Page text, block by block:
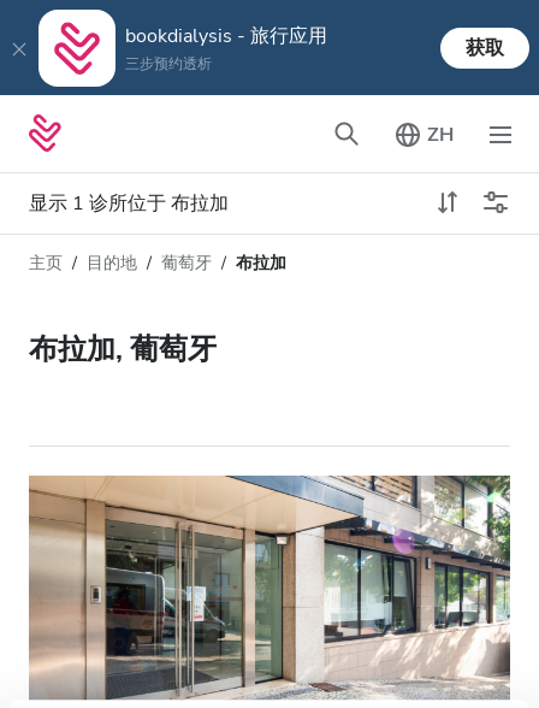
bookdialysis - 旅行应用
三步预约透析
获取
ZH
显示 1 诊所位于 布拉加
透析类型
所有透析
接收
HIV患者
乙型肝炎患者
丙型肝炎患者
距离
主页 目的地 葡萄牙 布拉加
布拉加, 葡萄牙